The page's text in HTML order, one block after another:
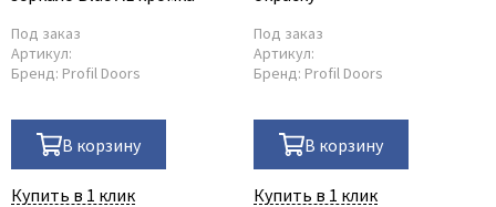
Под заказ
Артикул:
Бренд: Profil Doors
В корзину
Купить в 1 клик
Под заказ
Артикул:
Бренд: Profil Doors
В корзину
Купить в 1 клик